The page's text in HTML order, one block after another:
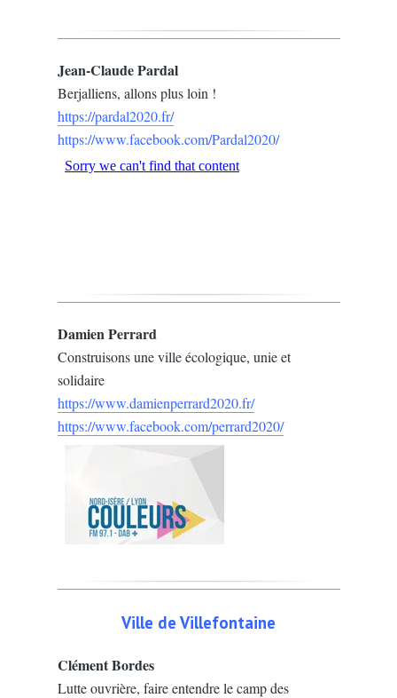
Jean-Claude Pardal
Berjalliens, allons plus loin !
https://pardal2020.fr/
https://www.facebook.com/Pardal2020/
Damien Perrard
Construisons une ville écologique, unie et
solidaire
https://www.damienperrard2020.fr/
https://www.facebook.com/perrard2020/
Ville de Villefontaine
Clément Bordes
Lutte ouvrière, faire entendre le camp des